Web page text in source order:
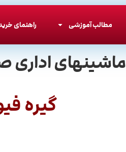
مطالب آموزشی راهنمای
ماشینهای اداری
گیره